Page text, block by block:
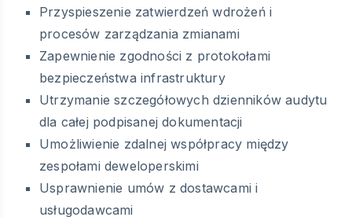
Przyspieszenie zatwierdzeń wdrożeń i
procesów zarządzania zmianami
Zapewnienie zgodności z protokołami
bezpieczeństwa infrastruktury
Utrzymanie szczegółowych dzienników audytu
dla całej podpisanej dokumentacji
Umożliwienie zdalnej współpracy między
zespołami deweloperskimi
Usprawnienie umów z dostawcami i
usługodawcami